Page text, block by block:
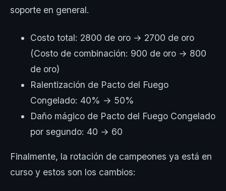
soporte en general.
Costo total: 2800 de oro → 2700 de oro
(Costo de combinación: 900 de oro → 800
de oro)
Ralentización de Pacto del Fuego
Congelado: 40% → 50%
Daño mágico de Pacto del Fuego Congelado
por segundo: 40 → 60
Finalmente, la rotación de campeones ya está en
curso y estos son los cambios: